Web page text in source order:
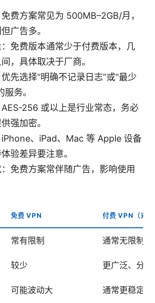
费方案常见为 500MB–2GB/月，
广告多。
免费版本通常少于付费版本，几
，具体取决于厂商。
先选择“明确不记录日志”或“最少
务。
256 或以上是行业常态，务必
强加密。
、iPad、Mac 等 Apple 设备
验差异要注意。
免费方案常伴随广告，影响使用
免费 VPN 付费 VPN（对
常有限制 通常无限制
较少 更广泛、分
可能波动大 通常更稳定